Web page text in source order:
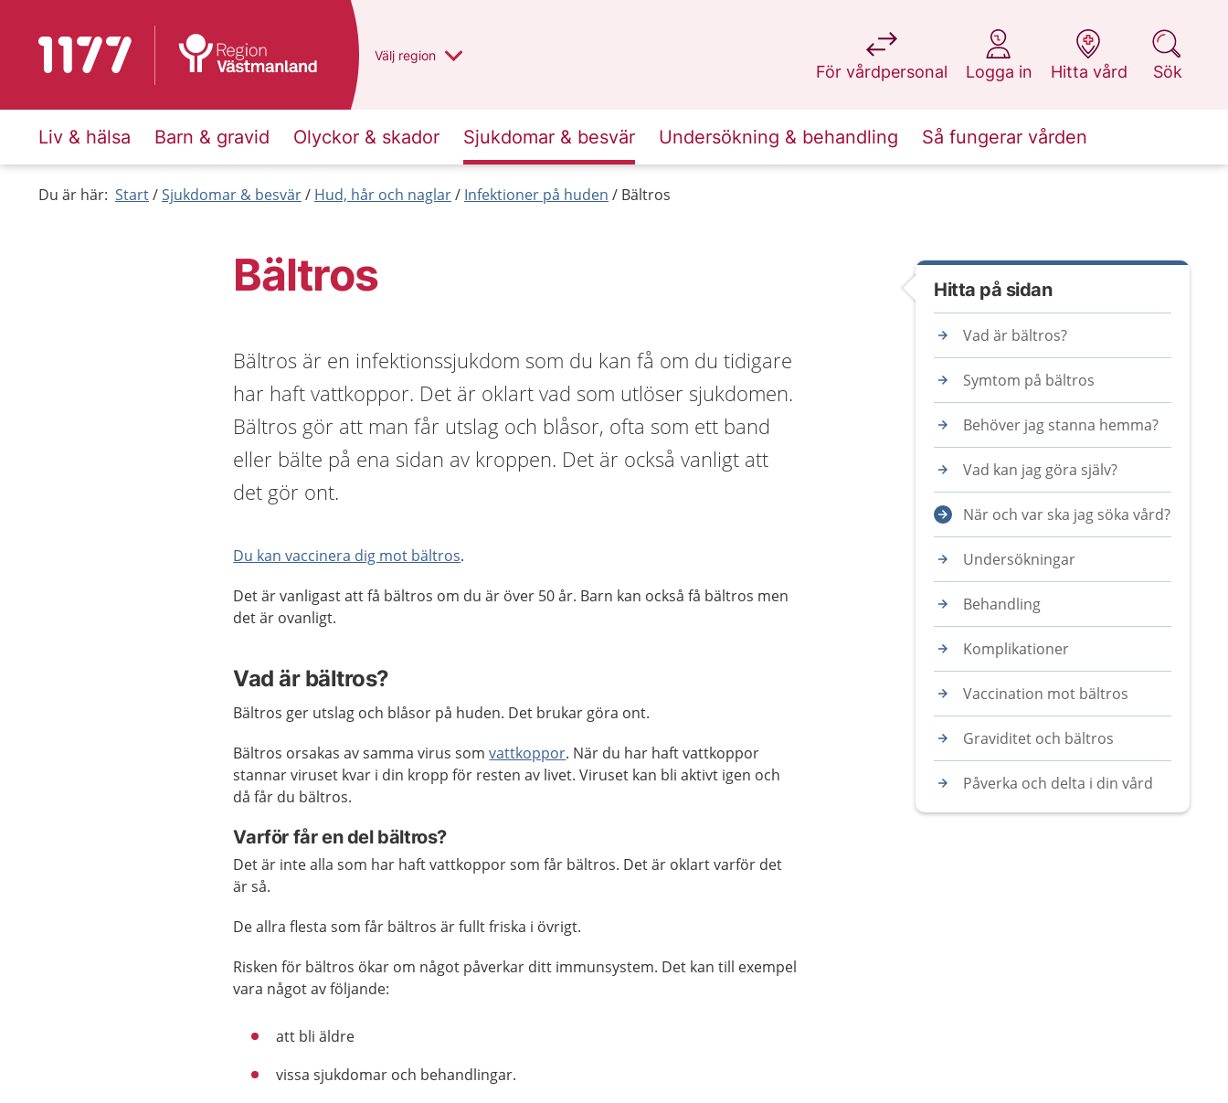
Till startsidan för 1177 Du har valt region
Välj en annan
region
För vårdpersonal
på 1177.se
Logga in
på 1177.se
Hitta vård
på 1177.se
Sök
på 1177.se
Liv & hälsa Barn & gravid Olyckor & skador Sjukdomar & besvär Undersökning & behandling Så fungerar vården
Du är här: Start Sjukdomar & besvär Hud, hår och naglar Infektioner på huden Bältros
Bältros
Bältros är en infektionssjukdom som du kan få om du tidigare
har haft vattkoppor. Det är oklart vad som utlöser sjukdomen.
Bältros gör att man får utslag och blåsor, ofta som ett band
eller bälte på ena sidan av kroppen. Det är också vanligt att
det gör ont.
Du kan vaccinera dig mot bältros.
Det är vanligast att få bältros om du är över 50 år. Barn kan också få bältros men
det är ovanligt.
Vad är bältros?
Bältros ger utslag och blåsor på huden. Det brukar göra ont.
Bältros orsakas av samma virus somvattkoppor. När du har haft vattkoppor
stannar viruset kvar i din kropp för resten av livet. Viruset kan bli aktivt igen och
då får du bältros.
Varför får en del bältros?
Det är inte alla som har haft vattkoppor som får bältros. Det är oklart varför det
är så.
De allra flesta som får bältros är fullt friska i övrigt.
Risken för bältros ökar om något påverkar ditt immunsystem. Det kan till exempel
vara något av följande:
att bli äldre
vissa sjukdomar och behandlingar.
Hitta på sidan
Vad är bältros?
Symtom på bältros
Behöver jag stanna hemma?
Vad kan jag göra själv?
När och var ska jag söka vård?
Undersökningar
Behandling
Komplikationer
Vaccination mot bältros
Graviditet och bältros
Påverka och delta i din vård